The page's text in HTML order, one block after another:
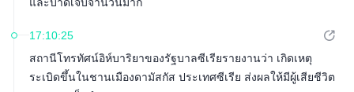
17:10:25
สถานีโทรทัศน์อิห์บาริยาของรัฐบาลซีเรียรายงานว่า เกิดเหตุ
ระเบิดขึ้นในชานเมืองดามัสกัส ประเทศซีเรีย ส่งผลให้มีผู้เสียชีวิต